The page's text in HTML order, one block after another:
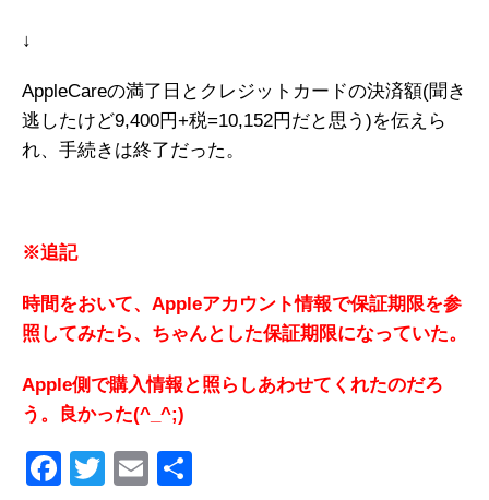
↓
AppleCareの満了日とクレジットカードの決済額(聞き
逃したけど9,400円+税=10,152円だと思う)を伝えら
れ、手続きは終了だった。
※追記
時間をおいて、Appleアカウント情報で保証期限を参
照してみたら、ちゃんとした保証期限になっていた。
Apple側で購入情報と照らしあわせてくれたのだろ
う。良かった(^_^;)
F
T
E